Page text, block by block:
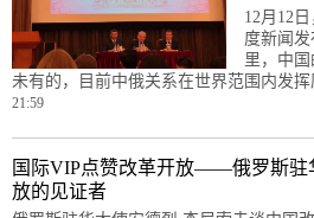
12月12
度新闻
里，中
未有的，目前中俄关系在世界范围内发挥
21:59
国际VIP点赞改革开放——俄罗斯驻
放的见证者